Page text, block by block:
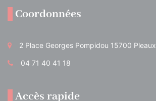
Coordonnées
2 Place Georges Pompidou 15700 Pleaux
04 71 40 41 18
Accès rapide